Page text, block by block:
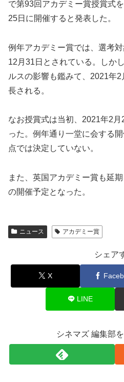
で第93回アカデミー賞授賞式
25日に開催すると発表した。
例年アカデミー賞では、選考
12月31日とされている。しか
ルスの影響も鑑みて、2021年
長される。
なお授賞式は当初、2021年2
った。例年通り一堂に会する
点では決定していない。
また、英国アカデミー賞も延
の開催予定となった。
ニュース アカデミー賞
シェア
X
LINE
シネマズ 編集部